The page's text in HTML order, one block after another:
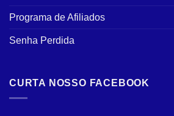
Programa de Afiliados
Senha Perdida
CURTA NOSSO FACEBOOK